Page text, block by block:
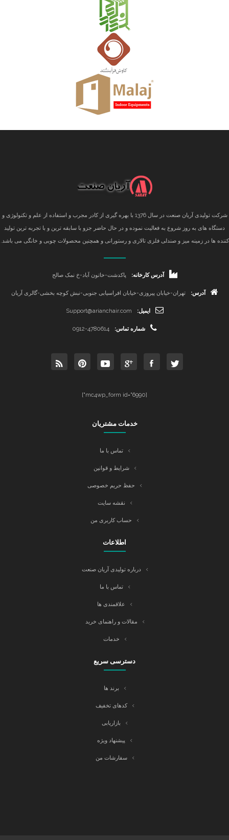
شرکت تولیدی آریان صنعت در سال 1376 با بهره گیری از کادر مجرب و استفاده از علم و تکنولوژی و
دستگاه های به روز شروع به فعالیت نموده و در حال حاضر جزو با سابقه ترین و با تجربه ترین تولید
کننده ها در زمینه میز و صندلی فلزی تالاری و رستورانی و همچنین محصولات چوبی و خانگی می باشد.
آدرس کارخانه: پاکدشت-خاتون آباد-خ نمک صالح
آدرس: تهران-خیابان پیروزی-خیابان افراسیابی جنوبی-نبش کوچه بخشی-گالری آریان
ایمیل: Support@arianchair.com
شماره تماس: 0912-4780614
[mc4wp_form id="6990"]
خدمات مشتریان
تماس با ما
شرایط و قوانین
حفظ حریم خصوصی
نقشه سایت
حساب کاربری من
اطلاعات
درباره تولیدی آریان صنعت
تماس با ما
علاقمندی ها
مقالات و راهنمای خرید
خدمات
دسترسی سریع
برند ها
کدهای تخفیف
بازاریابی
پیشنهاد ویژه
سفارشات من